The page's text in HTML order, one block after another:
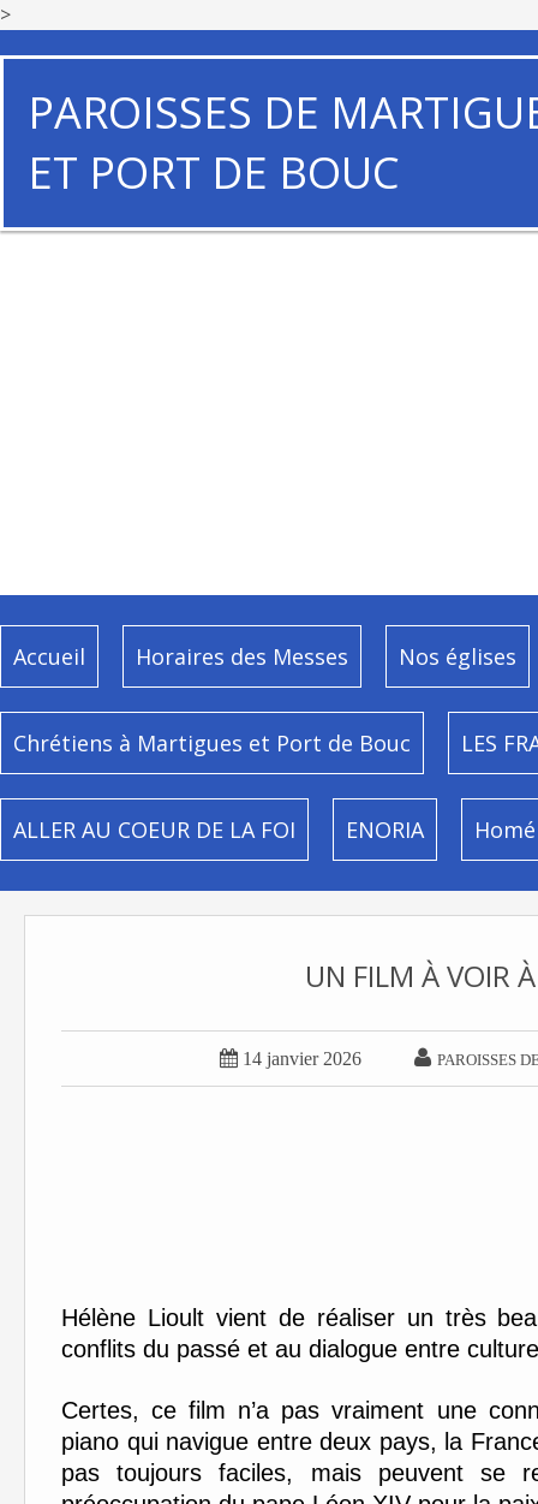
>
PAROISSES DE
ET PORT DE BOUC
Accueil Horaires des Messes Nos églises
Chrétiens à Martigues et Port de Bouc LES
ALLER AU COEUR DE LA FOI ENORIA
UN FILM À VOIR
 14 janvier 2026  PAROISSES
Hélène Lioult vient de réaliser un très
conflits du passé et au dialogue entre
Certes, ce film n’a pas vraiment une
piano qui navigue entre deux pays, la
pas toujours faciles, mais peuvent se